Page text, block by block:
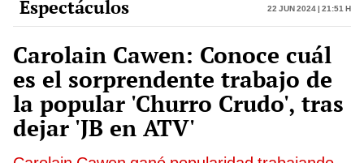
Espectáculos 22 Jun 2024 | 21:51 h
Carolain Cawen: Conoce cuál
es el sorprendente trabajo de
la popular 'Churro Crudo', tras
dejar 'JB en ATV'